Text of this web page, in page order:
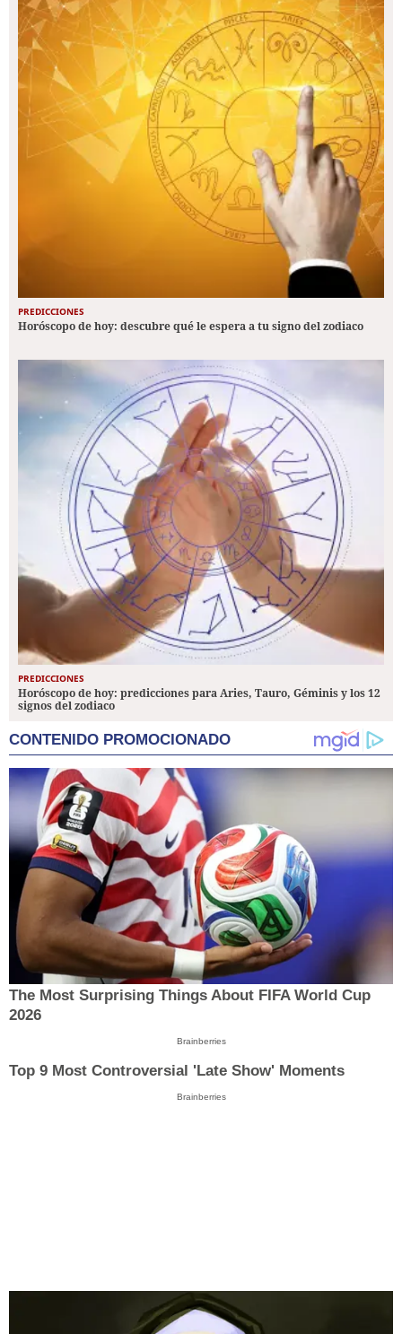
PREDICCIONES
Horóscopo de hoy: descubre qué le espera a tu signo del zodiaco
PREDICCIONES
Horóscopo de hoy: predicciones para Aries, Tauro, Géminis y los 12
signos del zodiaco
CONTENIDO PROMOCIONADO
The Most Surprising Things About FIFA World Cup
2026
Brainberries
Top 9 Most Controversial 'Late Show' Moments
Brainberries